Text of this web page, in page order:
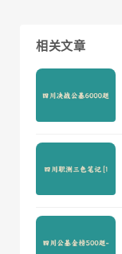
相关文章